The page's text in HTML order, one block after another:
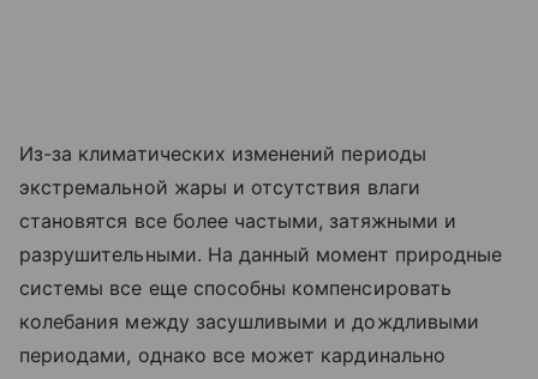
Из-за климатических изменений периоды
экстремальной жары и отсутствия влаги
становятся все более частыми, затяжными и
разрушительными. На данный момент природные
системы все еще способны компенсировать
колебания между засушливыми и дождливыми
периодами, однако все может кардинально